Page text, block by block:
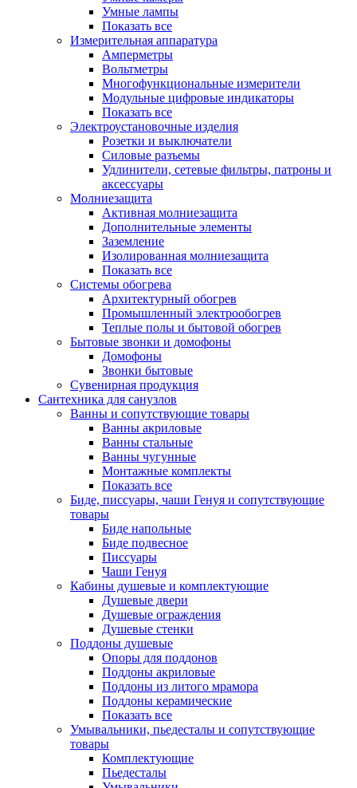
Умные лампы
Показать все
Измерительная аппаратура
Амперметры
Вольтметры
Многофункциональные измерители
Модульные цифровые индикаторы
Показать все
Электроустановочные изделия
Розетки и выключатели
Силовые разъемы
Удлинители, сетевые фильтры, патроны и
аксессуары
Молниезащита
Активная молниезащита
Дополнительные элементы
Заземление
Изолированная молниезащита
Показать все
Системы обогрева
Архитектурный обогрев
Промышленный электрообогрев
Теплые полы и бытовой обогрев
Бытовые звонки и домофоны
Домофоны
Звонки бытовые
Сувенирная продукция
Сантехника для санузлов
Ванны и сопутствующие товары
Ванны акриловые
Ванны стальные
Ванны чугунные
Монтажные комплекты
Показать все
Биде, писсуары, чаши Генуя и сопутствующие
товары
Биде напольные
Биде подвесное
Писсуары
Чаши Генуя
Кабины душевые и комплектующие
Душевые двери
Душевые ограждения
Душевые стенки
Поддоны душевые
Опоры для поддонов
Поддоны акриловые
Поддоны из литого мрамора
Поддоны керамические
Показать все
Умывальники, пьедесталы и сопутствующие
товары
Комплектующие
Пьедесталы